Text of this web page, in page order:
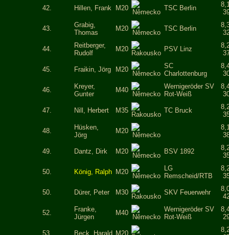
42. Hillen, Frank M20 TSC Berlin
43.
Grabig,
Thomas
M20 TSC Berlin
44.
Reitberger,
Rudolf
M20 PSV Linz
45. Fraikin, Jörg M20
SC
Charlottenburg
46.
Kreyer,
Gunter
M40
Wernigeröder SV
Rot-Weiß
47. Nill, Herbert M35 TC Bruck
48.
Hüsken,
Jörg
M20
49. Dantz, Dirk M20 BSV 1892
50. König, Ralph M20
LG
Remscheid/RTB
50. Dürer, Peter M30 SKV Feuerwehr
52.
Franke,
Jürgen
M40
Wernigeröder SV
Rot-Weiß
53. Beck, Harald M20